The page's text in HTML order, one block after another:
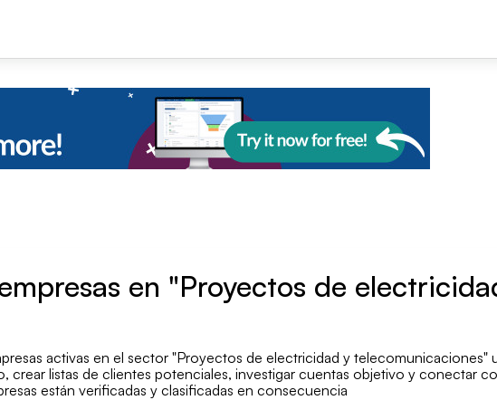
en "Proyectos de
activas en el sector "Proyectos de electricidad y telecomunicaciones"
crear listas de clientes potenciales, investigar cuentas objetivo y conectar
están verificadas y clasificadas en consecuencia